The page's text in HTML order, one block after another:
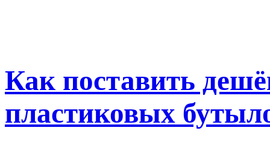
Как поставить
пластиковых